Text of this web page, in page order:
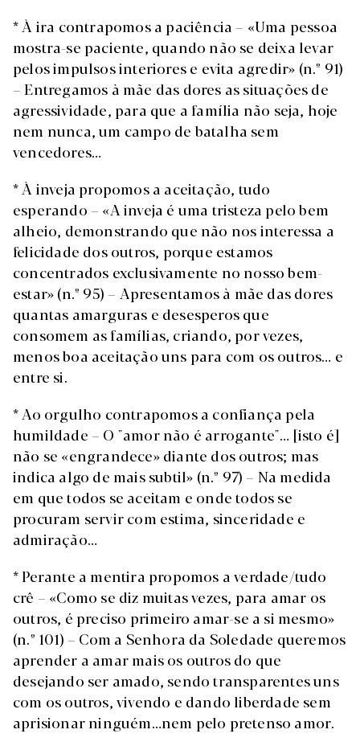
* À ira contrapomos a paciência – «Uma pessoa
mostra-se paciente, quando não se deixa levar
pelos impulsos interiores e evita agredir» (n.º 91)
– Entregamos à mãe das dores as situações de
agressividade, para que a família não seja, hoje
nem nunca, um campo de batalha sem
vencedores…
* À inveja propomos a aceitação, tudo
esperando – «A inveja é uma tristeza pelo bem
alheio, demonstrando que não nos interessa a
felicidade dos outros, porque estamos
concentrados exclusivamente no nosso bem-
estar» (n.º 95) – Apresentamos à mãe das dores
quantas amarguras e desesperos que
consomem as famílias, criando, por vezes,
menos boa aceitação uns para com os outros… e
entre si.
* Ao orgulho contrapomos a confiança pela
humildade – O "amor não é arrogante"… [isto é]
não se «engrandece» diante dos outros; mas
indica algo de mais subtil» (n.º 97) – Na medida
em que todos se aceitam e onde todos se
procuram servir com estima, sinceridade e
admiração…
* Perante a mentira propomos a verdade/tudo
crê – «Como se diz muitas vezes, para amar os
outros, é preciso primeiro amar-se a si mesmo»
(n.º 101) – Com a Senhora da Soledade queremos
aprender a amar mais os outros do que
desejando ser amado, sendo transparentes uns
com os outros, vivendo e dando liberdade sem
aprisionar ninguém…nem pelo pretenso amor.